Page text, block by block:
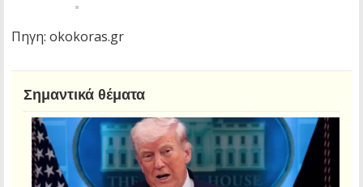
Πηγη: okokoras.gr
Σημαντικά θέματα